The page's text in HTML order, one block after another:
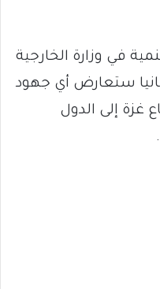
في وزارة الخارجية
ستعارض أي جهود
إلى الدول